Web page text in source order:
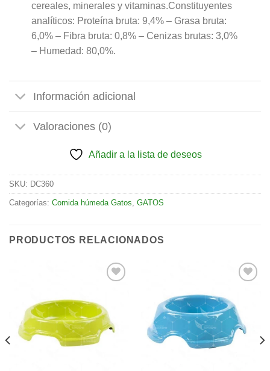
cereales, minerales y vitaminas.Constituyentes
analíticos: Proteína bruta: 9,4% – Grasa bruta:
6,0% – Fibra bruta: 0,8% – Cenizas brutas: 3,0%
– Humedad: 80,0%.
Información adicional
Valoraciones (0)
Añadir a la lista de deseos
SKU: DC360
Categorías: Comida húmeda Gatos, GATOS
PRODUCTOS RELACIONADOS
Añadir
a la
lista de
deseos
Añadir
a la
lista de
deseos